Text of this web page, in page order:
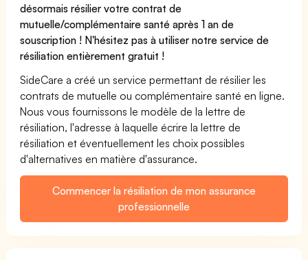
désormais résilier votre contrat de
mutuelle/complémentaire santé après 1 an de
souscription ! N'hésitez pas à utiliser notre service de
résiliation entièrement gratuit !
SideCare a créé un service permettant de résilier les
contrats de mutuelle ou complémentaire santé en ligne.
Nous vous fournissons le modèle de la lettre de
résiliation, l'adresse à laquelle écrire la lettre de
résiliation et éventuellement les choix possibles
d'alternatives en matière d'assurance.
Commencer la résiliation de mon assurance
professionnelle